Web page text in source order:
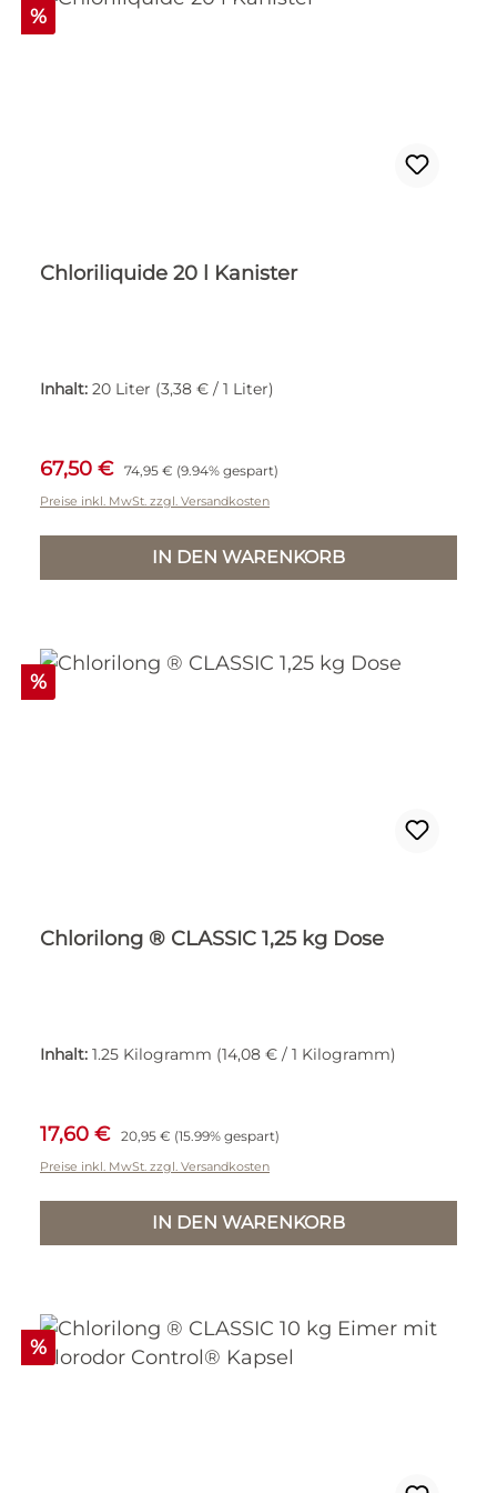
Rabatt
%
Chloriliquide 20 l Kanister
Inhalt: 20 Liter (3,38 € / 1 Liter)
Verkaufspreis:
67,50 € Regulärer Preis:
74,95 € (9.94% gespart)
Preise inkl. MwSt. zzgl. Versandkosten
IN DEN WARENKORB
Rabatt
%
Chlorilong ® CLASSIC 1,25 kg Dose
Inhalt: 1.25 Kilogramm (14,08 € / 1 Kilogramm)
Verkaufspreis:
17,60 € Regulärer Preis:
20,95 € (15.99% gespart)
Preise inkl. MwSt. zzgl. Versandkosten
IN DEN WARENKORB
Rabatt
%